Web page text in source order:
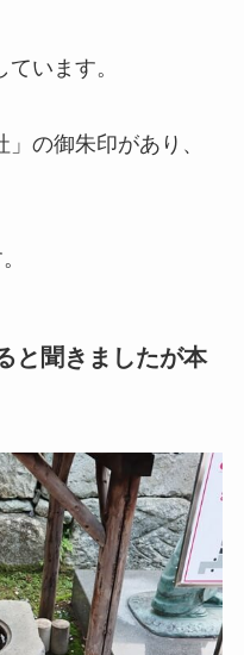
います。
」の御朱印があり、
と聞きましたが本